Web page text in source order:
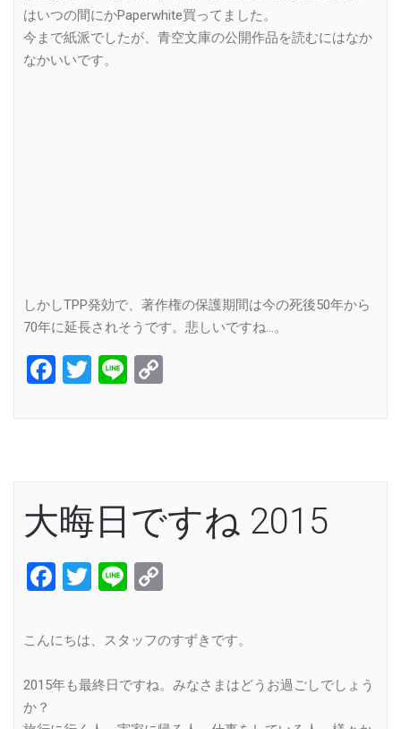
はいつの間にかPaperwhite買ってました。
今まで紙派でしたが、青空文庫の公開作品を読むにはなか
なかいいです。
しかしTPP発効で、著作権の保護期間は今の死後50年から
70年に延長されそうです。悲しいですね…。
Facebook
Twitter
Line
大晦日ですね 2015
Facebook
Twitter
Line
こんにちは、スタッフのすずきです。
2015年も最終日ですね。みなさまはどうお過ごしでしょう
か？